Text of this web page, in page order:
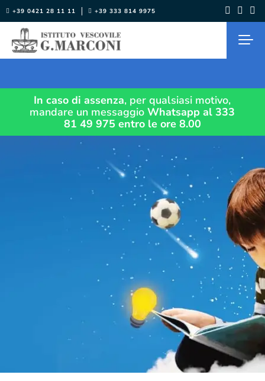
Salta
al
contenuto
+39 0421 28 11 11 +39 333 814 9975
In caso di assenza, per qualsiasi motivo,
mandare un messaggioWhatsapp al 333
81 49 975 entro le ore 8.00